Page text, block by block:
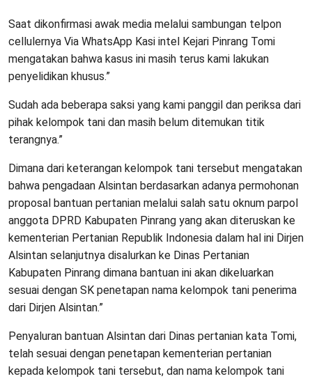
Saat dikonfirmasi awak media melalui sambungan telpon
cellulernya Via WhatsApp Kasi intel Kejari Pinrang Tomi
mengatakan bahwa kasus ini masih terus kami lakukan
penyelidikan khusus.”
Sudah ada beberapa saksi yang kami panggil dan periksa dari
pihak kelompok tani dan masih belum ditemukan titik
terangnya.”
Dimana dari keterangan kelompok tani tersebut mengatakan
bahwa pengadaan Alsintan berdasarkan adanya permohonan
proposal bantuan pertanian melalui salah satu oknum parpol
anggota DPRD Kabupaten Pinrang yang akan diteruskan ke
kementerian Pertanian Republik Indonesia dalam hal ini Dirjen
Alsintan selanjutnya disalurkan ke Dinas Pertanian
Kabupaten Pinrang dimana bantuan ini akan dikeluarkan
sesuai dengan SK penetapan nama kelompok tani penerima
dari Dirjen Alsintan.”
Penyaluran bantuan Alsintan dari Dinas pertanian kata Tomi,
telah sesuai dengan penetapan kementerian pertanian
kepada kelompok tani tersebut, dan nama kelompok tani